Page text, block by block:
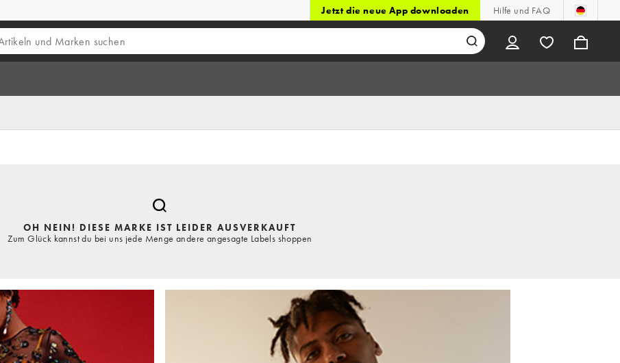
Jetzt die neue App downloaden Hilfe und FAQ
OH NEIN! DIESE MARKE IST LEIDER AUSVERKAUFT
Zum Glück kannst du bei uns jede Menge andere angesagte Labels shoppen